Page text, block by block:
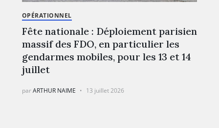
OPÉRATIONNEL
Fête nationale : Déploiement parisien
massif des FDO, en particulier les
gendarmes mobiles, pour les 13 et 14
juillet
parARTHUR NAIME 13 juillet 2026